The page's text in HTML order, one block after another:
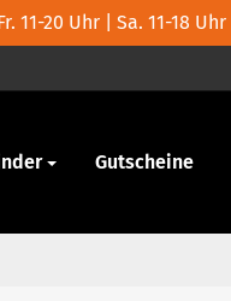
11-20 Uhr | Sa. 11-18 Uhr
Gutscheine